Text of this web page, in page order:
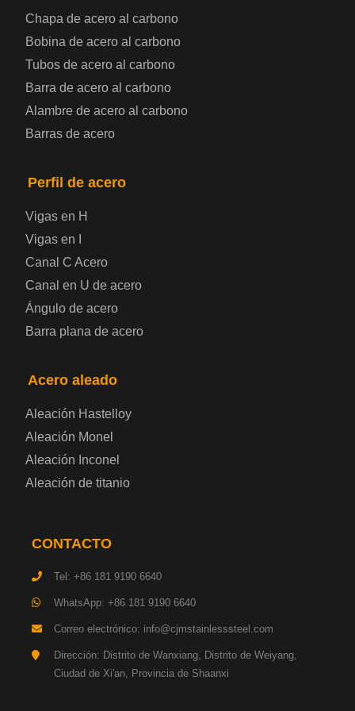
Bobina de chapa de acero
Chapa de acero para automoción
Placa de acero para calderas y recipientes a
presión
Placa de acero para puentes
Chapa de acero a cuadros
Chapa de acero prelacada
Placa de acero laminado en frío
Placa de acero eléctrica
Chapa de acero esmaltada
Placa de acero estructural de alta resistencia
Chapa de acero estructural para maquinaria
Placa de acero para tuberías
Chapa de acero al carbono
Bobina de acero al carbono
Tubos de acero al carbono
Barra de acero al carbono
Alambre de acero al carbono
Barras de acero
Perfil de acero
Vigas en H
Vigas en I
Canal C Acero
Canal en U de acero
Ángulo de acero
Barra plana de acero
Acero aleado
Aleación Hastelloy
Aleación Monel
Aleación Inconel
Aleación de titanio
CONTACTO
Tel: +86 181 9190 6640
WhatsApp: +86 181 9190 6640
Correo electrónico: info@cjmstainlesssteel.com
Dirección: Distrito de Wanxiang, Distrito de Weiyang,
Ciudad de Xi'an, Provincia de Shaanxi